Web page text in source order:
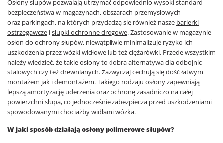
Osłony słupów pozwalają utrzymać odpowiednio wysoki standard
bezpieczeństwa w magazynach, obszarach przemysłowych
oraz parkingach, na których przydadzą się również nasze barierki
ostrzegawcze isłupki ochronne drogowe. Zastosowanie w magazynie
osłon do ochrony słupów, niewątpliwie minimalizuje ryzyko ich
uszkodzenia przez wózki widłowe lub też ciężarówki. Przede wszystkim
należy wiedzieć, że takie osłony to dobra alternatywa dla odbojnic
stalowych czy też drewnianych. Zazwyczaj cechują się dość łatwym
montażem jak i demontażem. Takiego rodzaju osłony zapewniają
lepszą amortyzację uderzenia oraz ochronę zasadniczo na całej
powierzchni słupa, co jednocześnie zabezpiecza przed uszkodzeniami
spowodowanymi chociażby widłami wózka.
W jaki sposób działają osłony polimerowe słupów?